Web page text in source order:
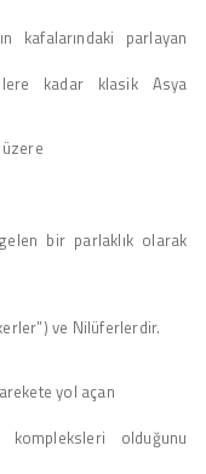
kafalarındaki parlayan
kadar klasik Asya
bir parlaklık olarak
ve Nilüferlerdir.
yol açan
olduğunu